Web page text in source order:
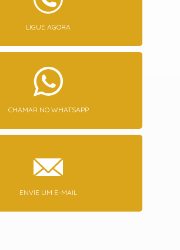
LIGUE AGORA
CHAMAR NO WHATSAPP
ENVIE UM E-MAIL